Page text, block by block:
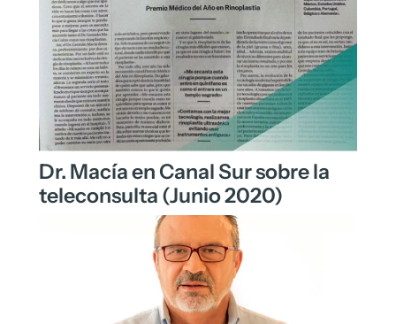
Dr. Macía en Canal Sur sobre la
teleconsulta (Junio 2020)